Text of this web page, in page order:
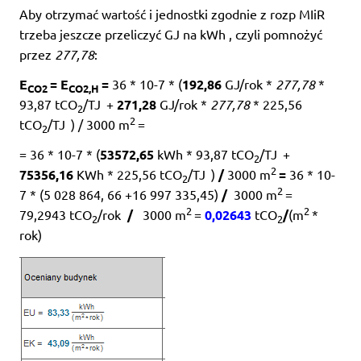
Aby otrzymać wartość i jednostki zgodnie z rozp MIiR
trzeba jeszcze przeliczyć GJ na kWh , czyli pomnożyć
przez 277,78:
ECO2= ECO2,H = 36 * 10-7 * (192,86 GJ/rok * 277,78*
93,87 tCO2/TJ + 271,28 GJ/rok * 277,78* 225,56
tCO2/TJ ) / 3000 m2 =
= 36 * 10-7 * (53572,65 kWh * 93,87 tCO2/TJ +
75356,16 KWh * 225,56 tCO2/TJ ) /3000 m2 = 36 * 10-
7 * (5 028 864, 66 +16 997 335,45) /3000 m2 =
79,2943 tCO2/rok / 3000 m2 = 0,02643 tCO2/(m2 *
rok)